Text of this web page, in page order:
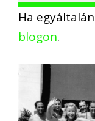
Ha
blogon.